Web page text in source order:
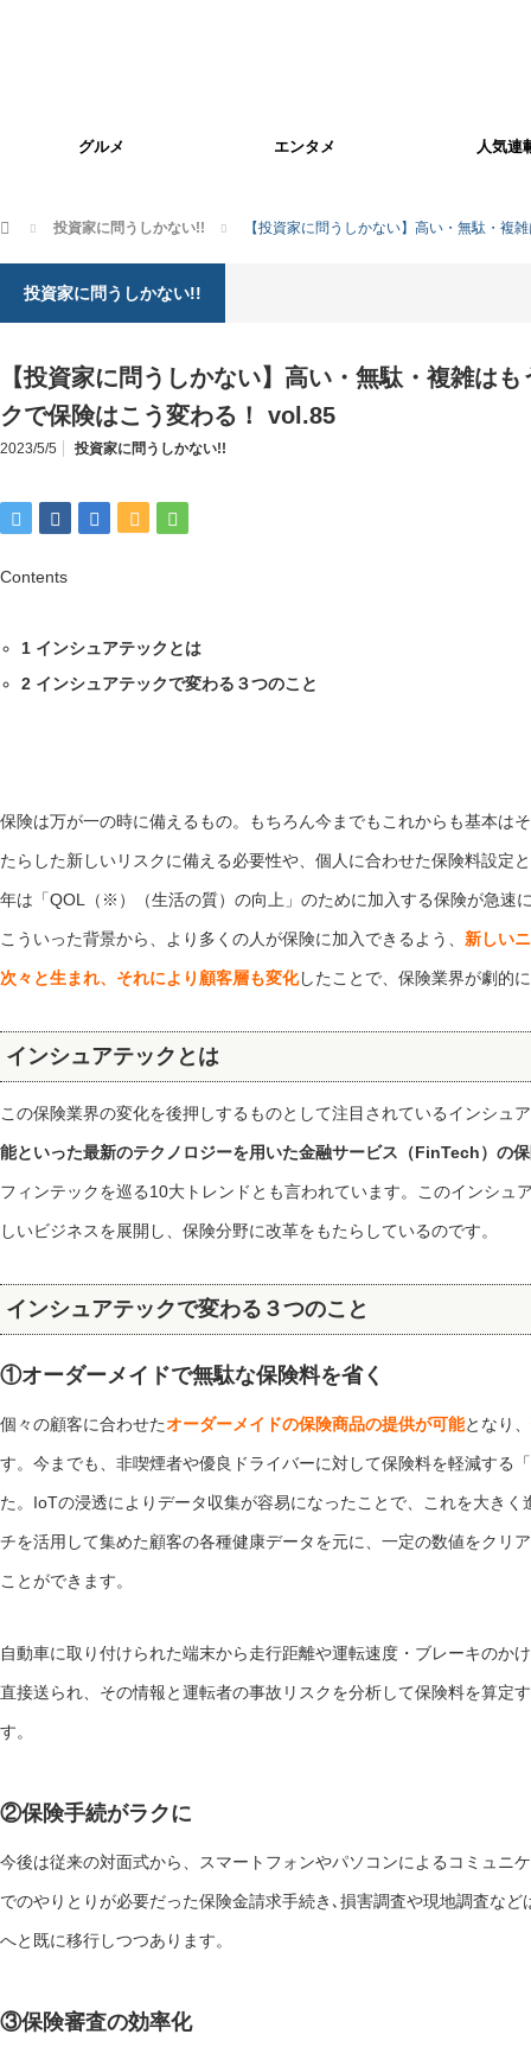
グルメ エンタメ 人気連
ホーム 投資家に問うしかない!! 【投資家に問うしかない】高い・無駄・
投資家に問うしかない!!
【投資家に問うしかない】高い・無駄・複雑は
クで保険はこう変わる！ vol.85
2023/5/5 投資家に問うしかない!!
Contents
1 インシュアテックとは
2 インシュアテックで変わる３つのこと
保険は万が一の時に備えるもの。もちろん今までもこれからも基本は
たらした新しいリスクに備える必要性や、個人に合わせた保険料設定
年は「QOL（※）（生活の質）の向上」のために加入する保険が急速
こういった背景から、より多くの人が保険に加入できるよう、 新しい
次々と生まれ、それにより顧客層も変化したことで、保険業界が劇的
インシュアテックとは
この保険業界の変化を後押しするものとして注目されているインシュ
能といった最新のテクノロジーを用いた金融サービス（FinTech）の
フィンテックを巡る10大トレンドとも言われています。このインシュ
しいビジネスを展開し、保険分野に改革をもたらしているのです。
インシュアテックで変わる３つのこと
①オーダーメイドで無駄な保険料を省く
個々の顧客に合わせたオーダーメイドの保険商品の提供が可能となり、
す。今までも、非喫煙者や優良ドライバーに対して保険料を軽減する
た。IoTの浸透によりデータ収集が容易になったことで、これを大き
チを活用して集めた顧客の各種健康データを元に、一定の数値をクリ
ことができます。
自動車に取り付けられた端末から走行距離や運転速度・ブレーキのか
直接送られ、その情報と運転者の事故リスクを分析して保険料を算定
す。
②保険手続がラクに
今後は従来の対面式から、スマートフォンやパソコンによるコミュニ
でのやりとりが必要だった保険金請求手続き､損害調査や現地調査など
へと既に移行しつつあります。
③保険審査の効率化